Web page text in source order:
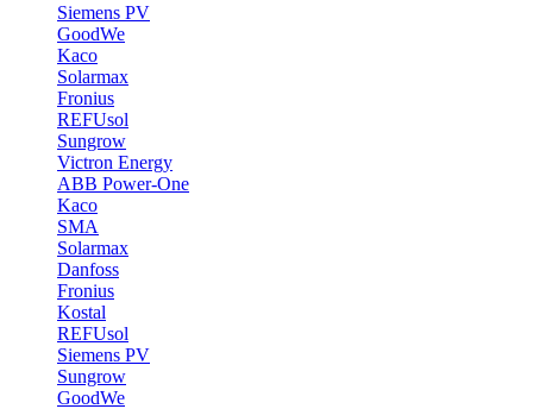
Siemens PV
GoodWe
Kaco
Solarmax
Fronius
REFUsol
Sungrow
Victron Energy
ABB Power-One
Kaco
SMA
Solarmax
Danfoss
Fronius
Kostal
REFUsol
Siemens PV
Sungrow
GoodWe